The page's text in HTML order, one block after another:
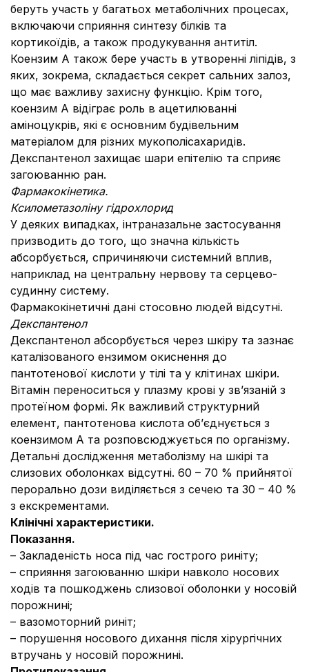
беруть участь у багатьох метаболічних процесах,
включаючи сприяння синтезу білків та
кортикоїдів, а також продукування антитіл.
Коензим А також бере участь в утворенні ліпідів, з
яких, зокрема, складається секрет сальних залоз,
що має важливу захисну функцію. Крім того,
коензим А відіграє роль в ацетилюванні
аміноцукрів, які є основним будівельним
матеріалом для різних мукополісахаридів.
Декспантенол захищає шари епітелію та сприяє
загоюванню ран.
Фармакокінетика.
Ксилометазоліну гідрохлорид
У деяких випадках, інтраназальне застосування
призводить до того, що значна кількість
абсорбується, спричиняючи системний вплив,
наприклад на центральну нервову та серцево-
судинну систему.
Фармакокінетичні дані стосовно людей відсутні.
Декспантенол
Декспантенол абсорбується через шкіру та зазнає
каталізованого ензимом окиснення до
пантотенової кислоти у тілі та у клітинах шкіри.
Вітамін переноситься у плазму крові у зв’язаній з
протеїном формі. Як важливий структурний
елемент, пантотенова кислота об’єднується з
коензимом А та розповсюджується по організму.
Детальні дослідження метаболізму на шкірі та
слизових оболонках відсутні. 60 – 70 % прийнятої
перорально дози виділяється з сечею та 30 – 40 %
з екскрементами.
Клінічні характеристики.
Показання.
– Закладеність носа під час гострого риніту;
– сприяння загоюванню шкіри навколо носових
ходів та пошкоджень слизової оболонки у носовій
порожнині;
– вазомоторний риніт;
– порушення носового дихання після хірургічних
втручань у носовій порожнині.